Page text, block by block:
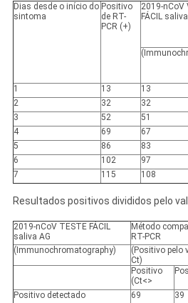
Dias desde o início do
sintoma
Positivo
de RT-
PCR (+)
2019-nCoV
FÁCIL
1 13 13
2
32 32
3
52 51
4
69 67
5
86 83
6
102 97
7
115 108
Resultados positivos divididos pelo
2019-nCoV TESTE FÁCIL
saliva AG
Método
RT-PCR
(Immunochromatography)
(Positivo pelo
Ct)
Positivo
(Ct<>
Positivodetectado 69
39